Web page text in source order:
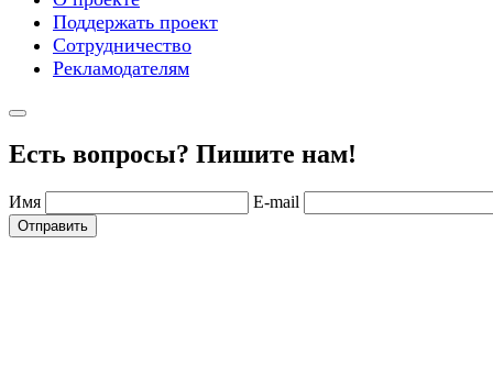
Поддержать проект
Сотрудничество
Рекламодателям
Есть вопросы? Пишите нам!
Имя E-mail